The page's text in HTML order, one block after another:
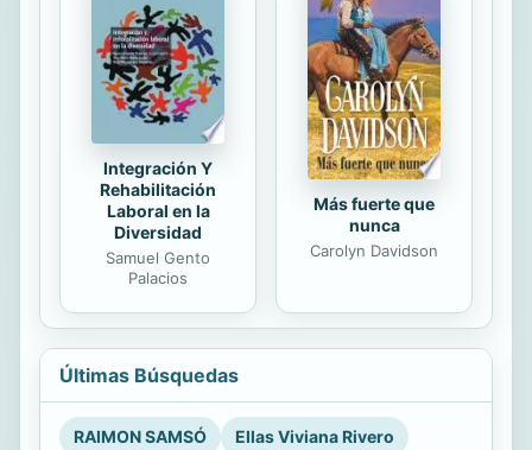
Integración Y
Rehabilitación
Laboral en la
Diversidad
Samuel Gento
Palacios
Más fuerte que
nunca
Carolyn Davidson
Últimas Búsquedas
RAIMON SAMSÓ
Ellas Viviana Rivero